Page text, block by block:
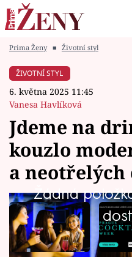
Módní alarm
Témata
Celebrity
Vztahy
Seriály
Prima Ženy ■ Životní styl
ŽIVOTNÍ STYL
6. května 2025 11:45
Vanesa Havlíková
Jdeme na
kouzlo
a
Žádná